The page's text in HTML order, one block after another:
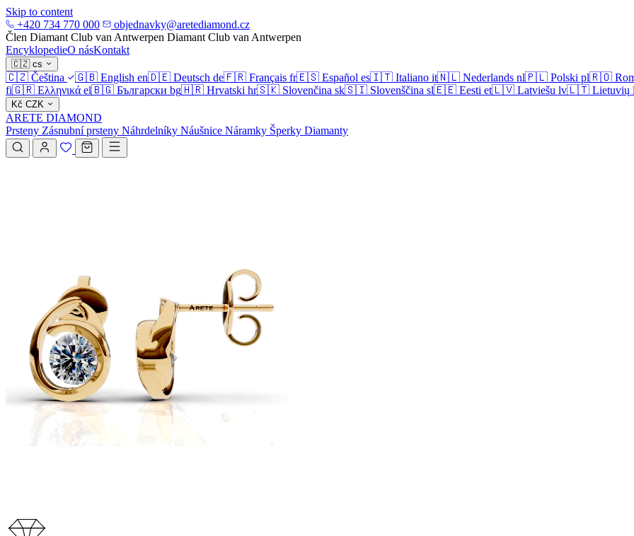
Skip to content
+420 734 770 000
objednavky@aretediamond.cz
Člen Diamant Club van Antwerpen Diamant Club van Antwerpen
EncyklopedieO násKontakt
🇨🇿 cs
🇨🇿 Čeština 🇬🇧 English en🇩🇪 Deutsch de🇫🇷 Français fr🇪🇸 Español es🇮🇹 Italiano it🇳🇱 Nederlands nl🇵🇱 Polski pl🇷🇴
fi🇬🇷 Ελληνικά el🇧🇬 Български bg🇭🇷 Hrvatski hr🇸🇰 Slovenčina sk🇸🇮 Slovenščina sl🇪🇪 Eesti et🇱🇻 Latviešu lv🇱🇹 Lietuvių
Kč CZK
ARETE DIAMOND
Prsteny Zásnubní prsteny Náhrdelníky Náušnice Náramky Šperky Diamanty